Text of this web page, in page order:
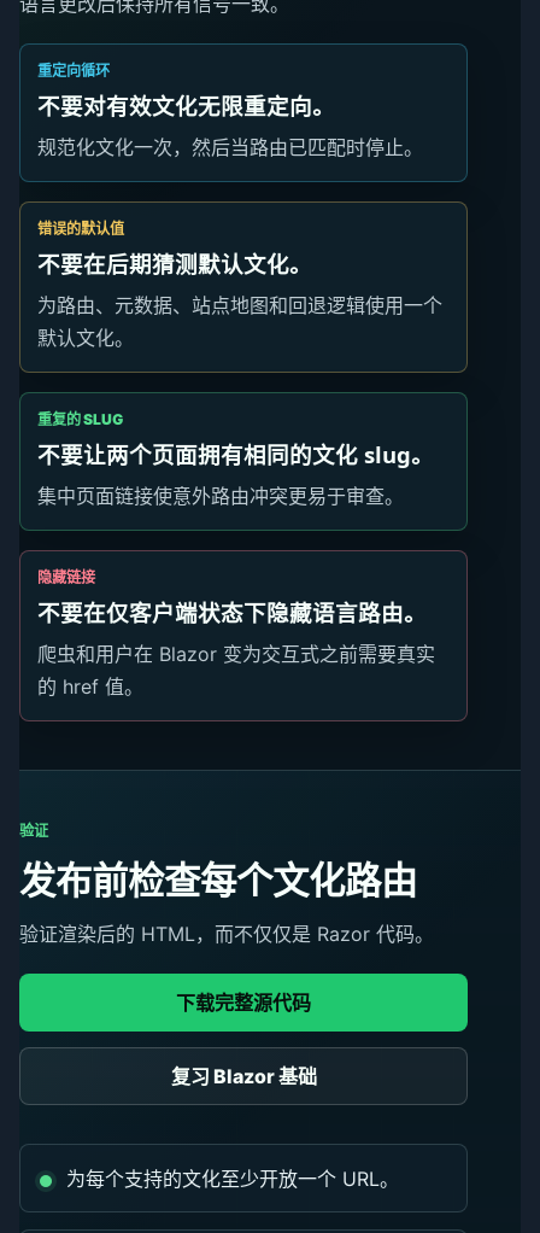
重定向循环
不要对有效文化无限重定向。
规范化文化一次，然后当路由已匹配时停止。
错误的默认值
不要在后期猜测默认文化。
为路由、元数据、站点地图和回退逻辑使用一个
默认文化。
重复的 SLUG
不要让两个页面拥有相同的文化 slug。
集中页面链接使意外路由冲突更易于审查。
隐藏链接
不要在仅客户端状态下隐藏语言路由。
爬虫和用户在 Blazor 变为交互式之前需要真实
的 href 值。
验证
发布前检查每个文化路由
验证渲染后的 HTML，而不仅仅是 Razor 代码。
下载完整源代码
复习 Blazor 基础
为每个支持的文化至少开放一个 URL。